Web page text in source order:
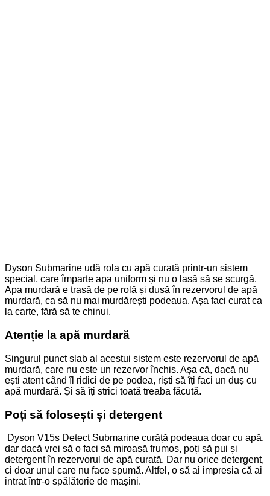
Dyson Submarine udă rola cu apă curată printr-un sistem
special, care împarte apa uniform și nu o lasă să se scurgă.
Apa murdară e trasă de pe rolă și dusă în rezervorul de apă
murdară, ca să nu mai murdărești podeaua. Așa faci curat ca
la carte, fără să te chinui.
Atenție la apă murdară
Singurul punct slab al acestui sistem este rezervorul de apă
murdară, care nu este un rezervor închis. Așa că, dacă nu
ești atent când îl ridici de pe podea, riști să îți faci un duș cu
apă murdară. Și să îți strici toată treaba făcută.
Poți să folosești și detergent
Dyson V15s Detect Submarine curăță podeaua doar cu apă,
dar dacă vrei să o faci să miroasă frumos, poți să pui și
detergent în rezervorul de apă curată. Dar nu orice detergent,
ci doar unul care nu face spumă. Altfel, o să ai impresia că ai
intrat într-o spălătorie de mașini.